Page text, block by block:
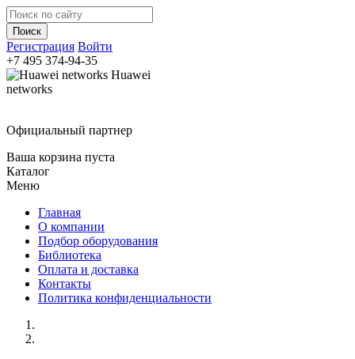
Регистрация Войти
+7 495 374-94-35
Huawei
networks
Официальный партнер
Ваша корзина пуста
Каталог
Меню
Главная
О компании
Подбор оборудования
Библиотека
Оплата и доставка
Контакты
Политика конфиденциальности